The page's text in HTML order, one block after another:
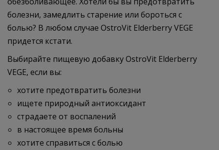
болезни, замедлить старение или бороться с
болью? В любом случае OstroVit Elderberry VEGE
придется кстати.
Выбирайте пищевую добавку OstroVit Elderberry
VEGE, если вы:
хотите предотвратить болезни
ищете природный антиоксидант
страдаете от воспалений
в настоящее время больны
хотите справиться с болью